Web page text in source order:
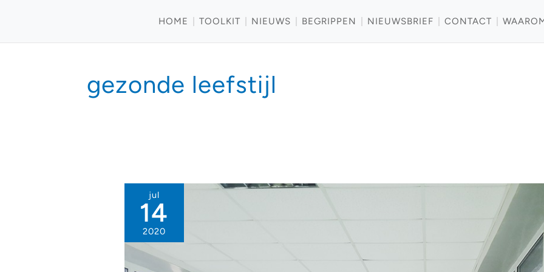
HOME TOOLKIT NIEUWS BEGRIPPEN NIEUWSBRIEF CONTACT
gezonde leefstijl
jul
14
2020